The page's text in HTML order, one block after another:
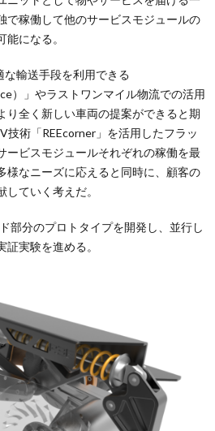
で稼働して他のサービスモジュールの
になる。
な輸送手段を利用できる
）」やラストワンマイル物流での活用
り全く新しい車両の提案ができると期
技術「REEcorner」を活用したフラッ
ービスモジュールそれぞれの稼働を最
様なニーズに応えると同時に、顧客の
ていく考えだ。
部分のプロトタイプを開発し、並行し
実験を進める。